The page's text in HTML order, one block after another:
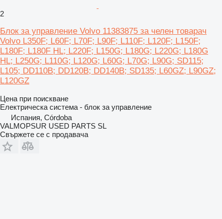
2
Блок за управление Volvo 11383875 за челен товарач
Volvo L350F; L60F; L70F; L90F; L110F; L120F; L150F;
L180F; L180F HL; L220F; L150G; L180G; L220G; L180G
HL; L250G; L110G; L120G; L60G; L70G; L90G; SD115;
L105; DD110B; DD120B; DD140B; SD135; L60GZ; L90GZ;
L120GZ
Цена при поискване
Електрическа система - блок за управление
Испания, Córdoba
VALMOPSUR USED PARTS SL
Свържете се с продавача